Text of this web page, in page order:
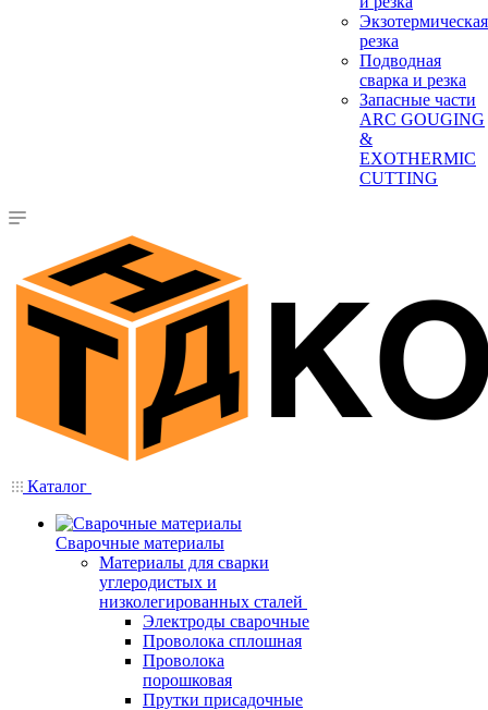
Экзотермическая
резка
Подводная
сварка и резка
Запасные части
ARC GOUGING
&
EXOTHERMIC
CUTTING
Каталог
Сварочные материалы
Материалы для сварки
углеродистых и
низколегированных сталей
Электроды сварочные
Проволока сплошная
Проволока
порошковая
Прутки присадочные